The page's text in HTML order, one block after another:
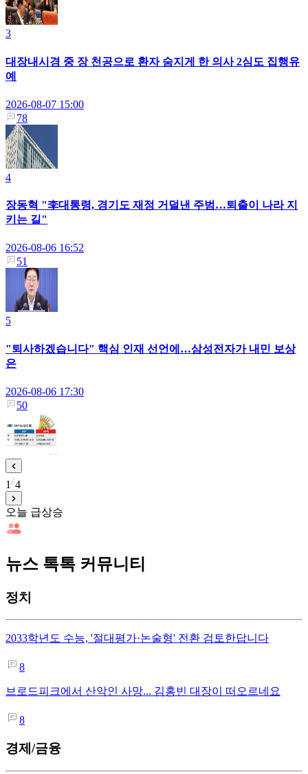
3
대장내시경 중 장 천공으로 환자 숨지게 한 의사 2심도 집행유
예
2026-08-07 15:00
78
4
장동혁 "李대통령, 경기도 재정 거덜낸 주범…퇴출이 나라 지
키는 길"
2026-08-06 16:52
51
5
"퇴사하겠습니다" 핵심 인재 선언에…삼성전자가 내민 보상
은
2026-08-06 17:30
50
1 4
오늘 급상승
뉴스 톡톡 커뮤니티
정치
2033학년도 수능, '절대평가·논술형' 전환 검토한답니다
8
브로드피크에서 산악인 사망... 김홍빈 대장이 떠오르네요
8
경제/금융